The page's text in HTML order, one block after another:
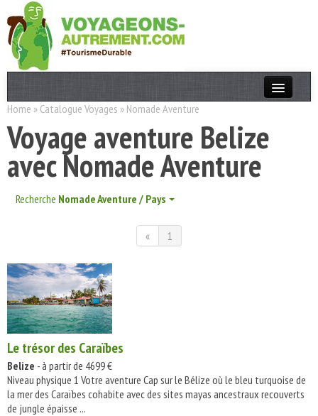
Actualités
T. Responsable
Destinations
Acteurs
Home » Catalogue Voyages » Nomade Aventure
Voyage aventure Belize
avec Nomade Aventure
Recherche Nomade Aventure / Pays
« 1
Le trésor des Caraïbes
Belize - à partir de 4699 €
Niveau physique 1 Votre aventure Cap sur le Bélize où le bleu turquoise de
la mer des Caraïbes cohabite avec des sites mayas ancestraux recouverts
de jungle épaisse ...